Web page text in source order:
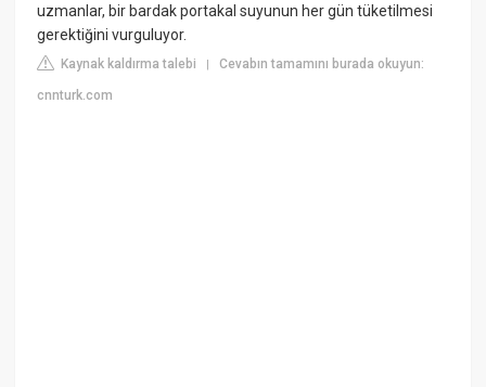
uzmanlar, bir bardak portakal suyunun her gün tüketilmesi
gerektiğini vurguluyor.
Kaynak kaldırma talebi |Cevabın tamamını burada okuyun:
cnnturk.com